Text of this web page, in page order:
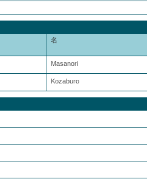
名
Masanori
Kozaburo